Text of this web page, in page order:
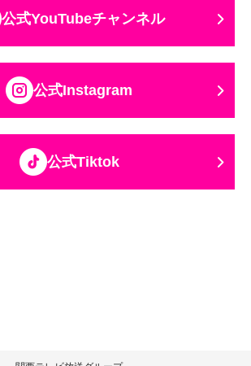
公式YouTubeチャンネル
公式Instagram
公式Tiktok